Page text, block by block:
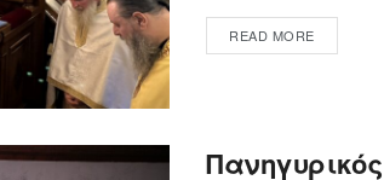
READ MORE